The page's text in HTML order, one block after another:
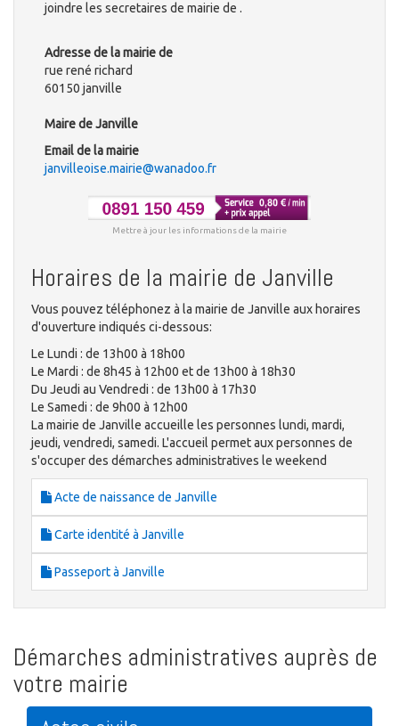
joindre les secretaires de mairie de .
Adresse de la mairie de
rue rené richard
60150 janville
Maire de Janville
Email de la mairie
janvilleoise.mairie@wanadoo.fr
Mettre à jour les informations de la mairie
Horaires de la mairie de Janville
Vous pouvez téléphonez à la mairie de Janville aux horaires
d'ouverture indiqués ci-dessous:
Le Lundi : de 13h00 à 18h00
Le Mardi : de 8h45 à 12h00 et de 13h00 à 18h30
Du Jeudi au Vendredi : de 13h00 à 17h30
Le Samedi : de 9h00 à 12h00
La mairie de Janville accueille les personnes lundi, mardi,
jeudi, vendredi, samedi. L'accueil permet aux personnes de
s'occuper des démarches administratives le weekend
Acte de naissance de Janville
Carte identité à Janville
Passeport à Janville
Démarches administratives auprès de
votre mairie